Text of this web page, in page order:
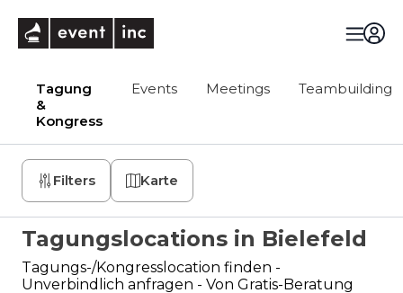
Tagung
&
Kongress
Events Meetings Teambuilding
Filters Karte
Tagungslocations in Bielefeld
Tagungs-/Kongresslocation finden -
Unverbindlich anfragen - Von Gratis-Beratung